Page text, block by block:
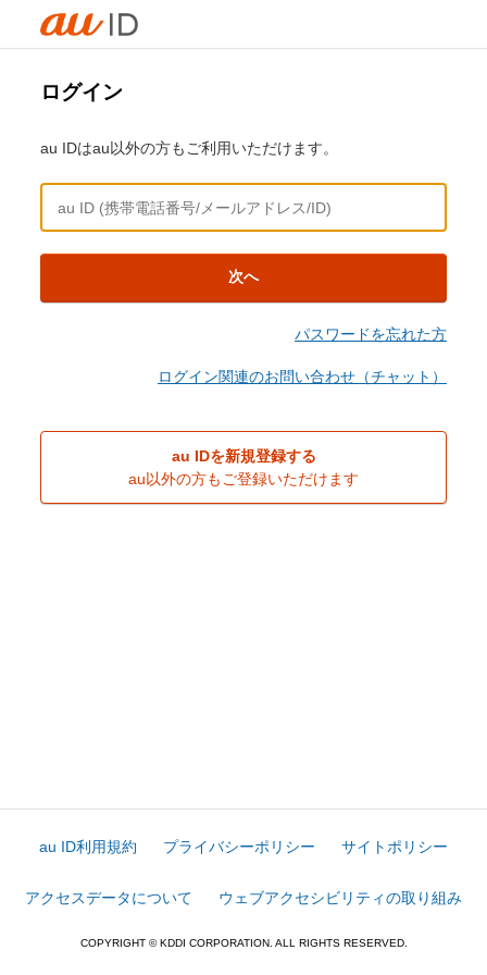
ログイン
au IDはau以外の方もご利用いただけます。
次へ
パスワードを忘れた方
ログイン関連のお問い合わせ（チャット）
au IDを新規登録する
au以外の方もご登録いただけます
au ID利用規約 プライバシーポリシー サイトポリシー
アクセスデータについて ウェブアクセシビリティの取り組み
COPYRIGHT © KDDI CORPORATION. ALL RIGHTS RESERVED.